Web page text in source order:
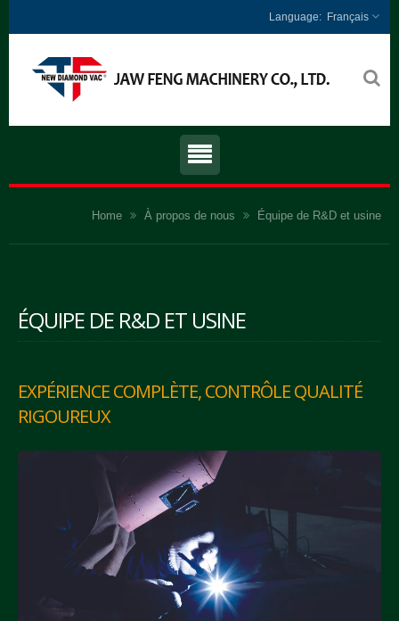
Français
Home À propos de nous Équipe de R&D et usine
ÉQUIPE DE R&D ET USINE
EXPÉRIENCE COMPLÈTE, CONTRÔLE QUALITÉ
RIGOUREUX